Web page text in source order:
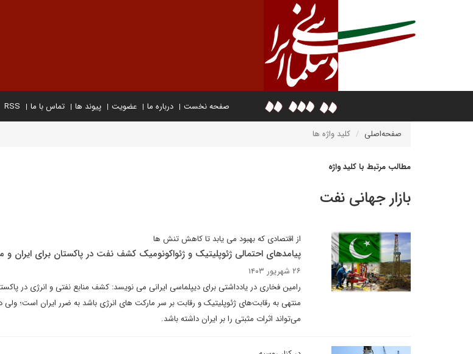
صفحه نخست درباره ما عضویت پیوند ها تماس با ما RSS
صفحه‌اصلی کلید واژه ها
مطالب مرتبط با کلید واژه
بازار جهانی نفت
از اقتصادی که بهبود می یابد تا کاهش تنش ها
پیامدهای احتمالی ژئوپلیتیک و ژئواکونومیک کشف نفت در پاکستان برای ایران و
۲۶ شهریور ۱۴۰۳
رامین فخاری در یادداشتی برای دیپلماسی ایرانی می نویسد: کشف منابع نفتی و انرژی در
منتهی به رقابت‌های ژئوپلیتیک و رقابت بر سر مارکت های انرژی باشد به ضرر ایران است؛ ولی
می‌تواند اثرات مثبتی را بر ایران داشته باشد.